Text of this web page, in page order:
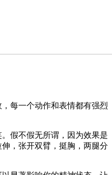
每一个动作和表情都有强烈
假不假无所谓，因为效果是
，张开双臂，挺胸，两腿分